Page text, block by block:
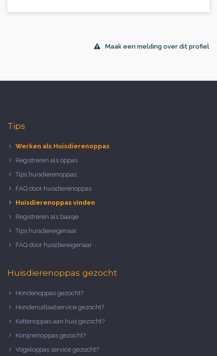
Maak een melding over dit profiel
Tips
Werken als Huisdierenoppas
Registreren als oppas
Tips huisdierenoppas
FAQ door huisdierenoppas
Huisdierenoppas vinden
Registreren als baasje
Tips huisdiereigenaar
FAQ door huisdiereigenaar
Huisdierenoppas gezocht
Hondenoppas gezocht?
Hondenuitlaatservice gezocht?
Kattenoppas aan huis gezocht?
Konijnenoppas gezocht?
Vogeloppas service gezocht?